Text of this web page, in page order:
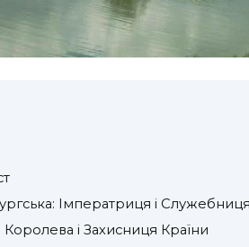
Імператриця і
Королева і Захисниця Країни